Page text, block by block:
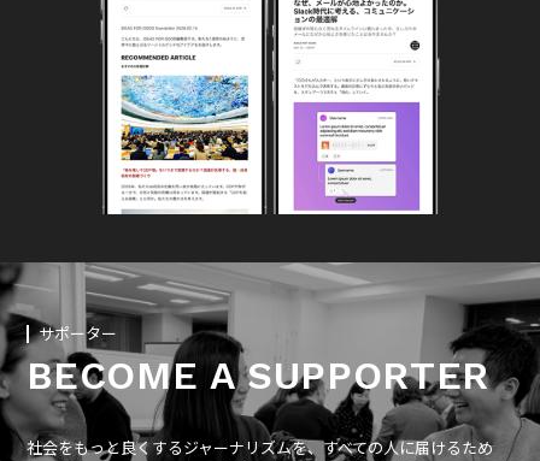
サポーター
BECOME A SUPPORTER
社会をもっと良くするジャーナリズムを、すべての人に届けるため